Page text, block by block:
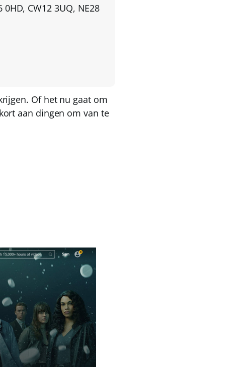
0HD, CW12 3UQ, NE28
Of het nu gaat om
aan dingen om van te